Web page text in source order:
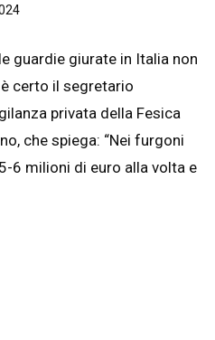
guardie giurate in Italia non
certo il segretario
privata della Fesica
che spiega: “Nei furgoni
6 milioni di euro alla volta e